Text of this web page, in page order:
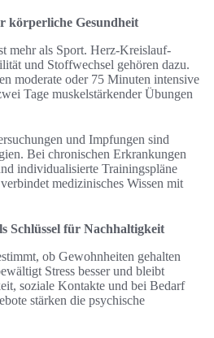
körperliche Gesundheit
mehr als Sport. Herz-Kreislauf-
und Stoffwechsel gehören dazu.
moderate oder 75 Minuten intensive
Tage muskelstärkender Übungen
und Impfungen sind
Bei chronischen Erkrankungen
individualisierte Trainingspläne
medizinisches Wissen mit
Schlüssel für Nachhaltigkeit
ob Gewohnheiten gehalten
Stress besser und bleibt
soziale Kontakte und bei Bedarf
stärken die psychische